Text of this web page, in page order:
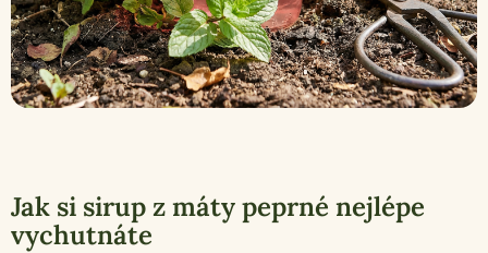
Jak si sirup z máty peprné nejlépe
vychutnáte